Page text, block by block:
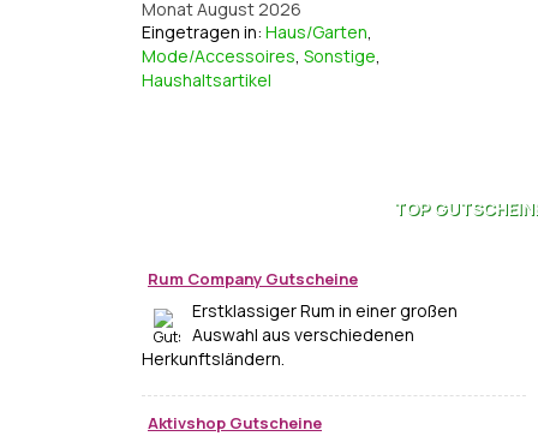
Monat August 2026
Eingetragen in: Haus/Garten,
Mode/Accessoires, Sonstige,
Haushaltsartikel
TOP
Rum Company Gutscheine
Erstklassiger Rum in einer großen
Auswahl aus verschiedenen
Herkunftsländern.
Aktivshop Gutscheine